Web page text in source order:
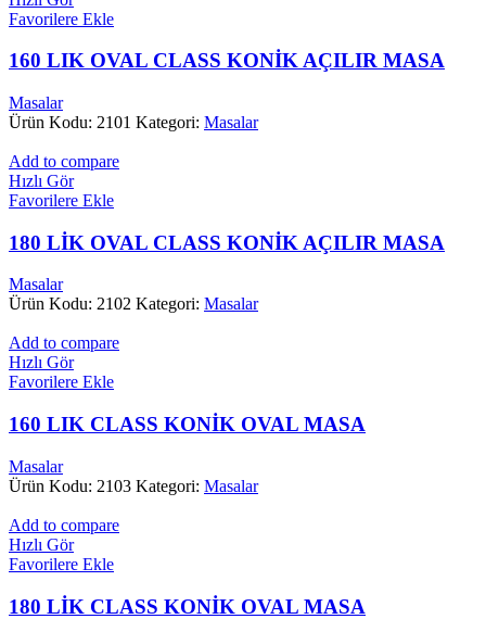
Favorilere Ekle
160 LIK OVAL CLASS KONİK AÇILIR MASA
Masalar
Ürün Kodu: 2101 Kategori: Masalar
Add to compare
Hızlı Gör
Favorilere Ekle
180 LİK OVAL CLASS KONİK AÇILIR MASA
Masalar
Ürün Kodu: 2102 Kategori: Masalar
Add to compare
Hızlı Gör
Favorilere Ekle
160 LIK CLASS KONİK OVAL MASA
Masalar
Ürün Kodu: 2103 Kategori: Masalar
Add to compare
Hızlı Gör
Favorilere Ekle
180 LİK CLASS KONİK OVAL MASA